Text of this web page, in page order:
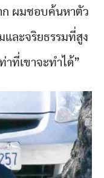
ก ผมชอบค้นหาตัว
และจริยธรรมที่สูง
าที่เขาจะทำได้”